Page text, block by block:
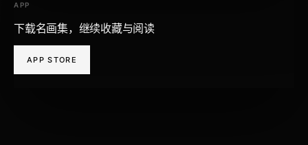
APP
下载名画集，继续收藏与阅读
APP STORE